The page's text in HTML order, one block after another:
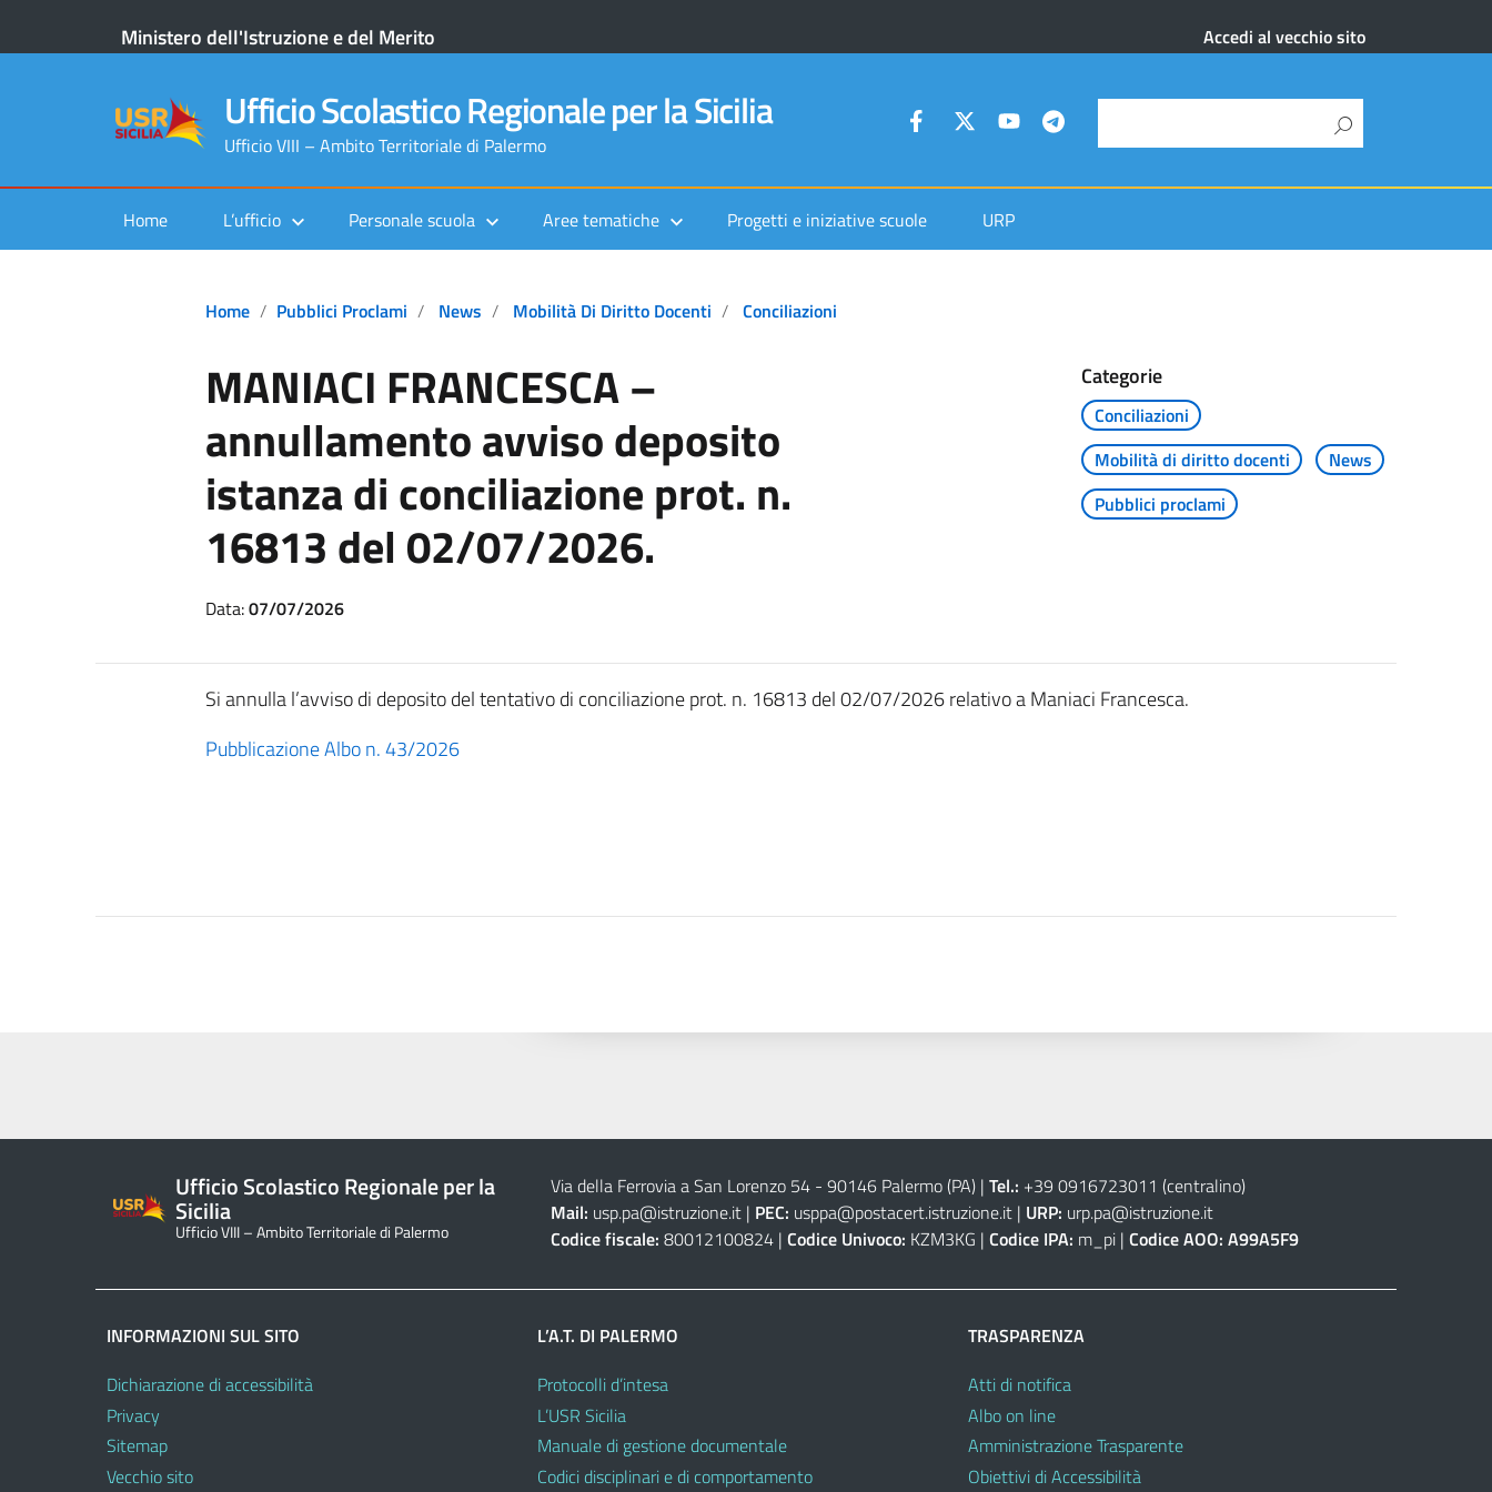
Ministero dell'Istruzione e del Merito Accedi al vecchio sito
Ufficio Scolastico Regionale per la Sicilia
Ufficio VIII – Ambito Territoriale di Palermo
Home L’ufficio Personale scuola Aree tematiche Progetti e iniziative scuole URP
Home Pubblici Proclami News Mobilità Di Diritto Docenti Conciliazioni
MANIACI FRANCESCA –
annullamento avviso deposito
istanza di conciliazione prot. n.
16813 del 02/07/2026.
Categorie
Conciliazioni
Mobilità di diritto docenti
News
Pubblici proclami
Data:07/07/2026
Si annulla l’avviso di deposito del tentativo di conciliazione prot. n. 16813 del 02/07/2026 relativo a Maniaci Francesca.
Pubblicazione Albo n. 43/2026
Ufficio Scolastico Regionale per la
Sicilia
Ufficio VIII – Ambito Territoriale di Palermo
Via della Ferrovia a San Lorenzo 54 - 90146 Palermo (PA)| Tel.: +39 0916723011 (centralino)
Mail: usp.pa@istruzione.it| PEC: usppa@postacert.istruzione.it| URP: urp.pa@istruzione.it
Codice fiscale: 80012100824 | Codice Univoco: KZM3KG | Codice IPA: m_pi | Codice AOO: A99A5F9
INFORMAZIONI SUL SITO
Dichiarazione di accessibilità
Privacy
Sitemap
Vecchio sito
L’A.T. DI PALERMO
Protocolli d’intesa
L’USR Sicilia
Manuale di gestione documentale
Codici disciplinari e di comportamento
TRASPARENZA
Atti di notifica
Albo on line
Amministrazione Trasparente
Obiettivi di Accessibilità